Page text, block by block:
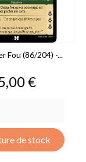
Fou (86/204) -...
€
de stock